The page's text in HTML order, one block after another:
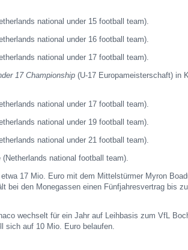
national under 15 football team).
national under 16 football team).
national under 17 football team).
17 Championship (U-17 Europameisterschaft) in
national under 17 football team).
national under 19 football team).
national under 21 football team).
national football team).
17 Mio. Euro mit dem Mittelstürmer Myron
bei den Monegassen einen Fünfjahresvertrag bis
wechselt für ein Jahr auf Leihbasis zum VfL
sich auf 10 Mio. Euro belaufen.